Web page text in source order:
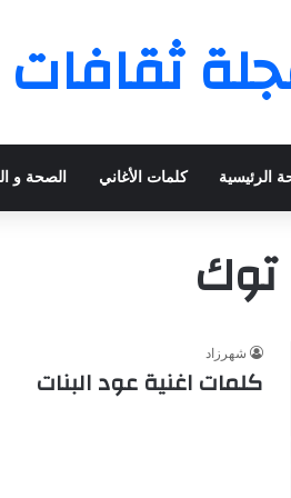
ثقافات
الرئيسية كلمات الأغاني الصحة و
توك
شهرزاد
كلمات اغنية عود البنات